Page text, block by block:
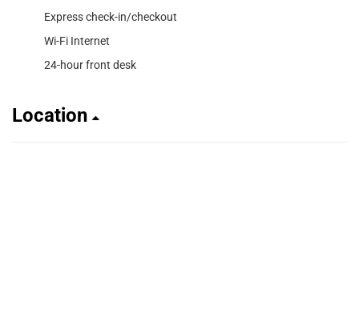
Express check-in/checkout
Wi-Fi Internet
24-hour front desk
Location